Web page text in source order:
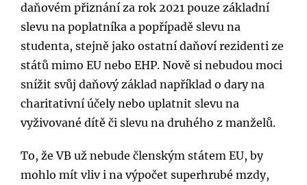
daňovém přiznání za rok 2021 pouze základní
slevu na poplatníka a popřípadě slevu na
studenta, stejně jako ostatní daňoví rezidenti ze
států mimo EU nebo EHP. Nově si nebudou moci
snížit svůj daňový základ například o dary na
charitativní účely nebo uplatnit slevu na
vyživované dítě či slevu na druhého z manželů.
To, že VB už nebude členským státem EU, by
mohlo mít vliv i na výpočet superhrubé mzdy,